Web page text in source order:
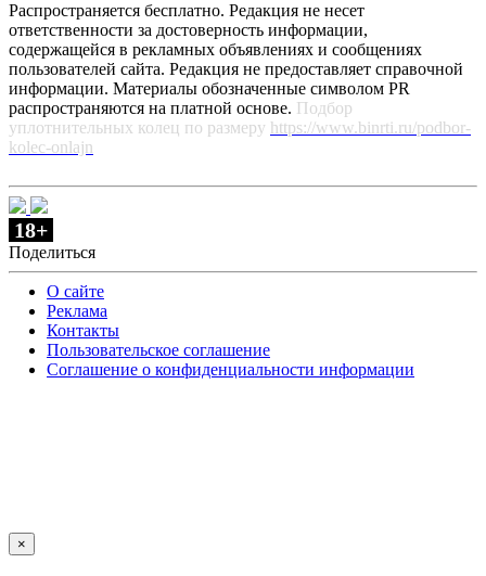
Распространяется бесплатно. Редакция не несет
ответственности за достоверность информации,
содержащейся в рекламных объявлениях и сообщениях
пользователей сайта. Редакция не предоставляет справочной
информации. Материалы обозначенные символом PR
распространяются на платной основе. Подбор
уплотнительных колец по размеру https://www.binrti.ru/podbor-
kolec-onlajn
18+
Поделиться
О сайте
Реклама
Контакты
Пользовательское соглашение
Соглашение о конфиденциальности информации
×